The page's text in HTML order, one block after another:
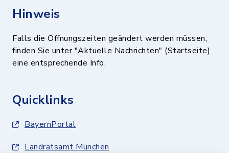
Hinweis
Falls die Öffnungszeiten geändert werden müssen,
finden Sie unter "Aktuelle Nachrichten" (Startseite)
eine entsprechende Info.
Quicklinks
BayernPortal
Landratsamt München